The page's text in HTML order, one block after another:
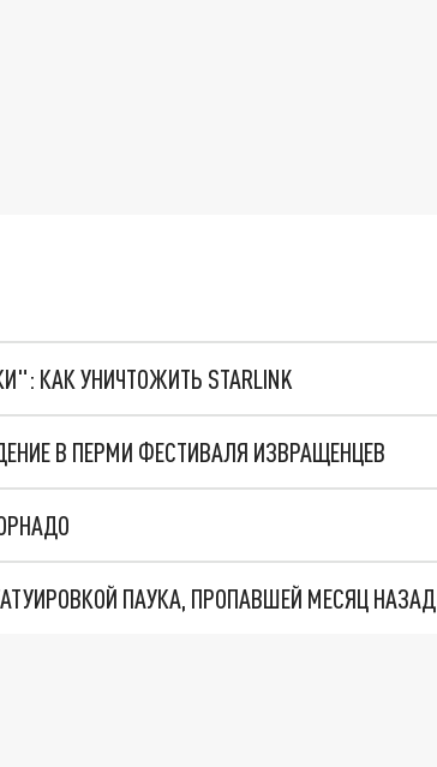
КАК УНИЧТОЖИТЬ STARLINK
В ПЕРМИ ФЕСТИВАЛЯ ИЗВРАЩЕНЦЕВ
ПАУКА, ПРОПАВШЕЙ МЕСЯЦ НАЗАД